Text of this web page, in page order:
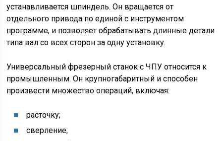
устанавливается шпиндель. Он вращается от
отдельного привода по единой с инструментом
программе, и позволяет обрабатывать длинные детали
типа вал со всех сторон за одну установку.
Универсальный фрезерный станок с ЧПУ относится к
промышленным. Он крупногабаритный и способен
произвести множество операций, включая:
расточку;
сверление;